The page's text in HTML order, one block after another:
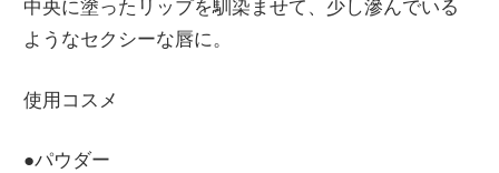
中央に塗ったリップを馴染ませて、少し滲んでいる
ようなセクシーな唇に。
使用コスメ
●パウダー